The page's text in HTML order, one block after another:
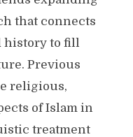
that connects
history to fill
Previous
religious,
of Islam in
treatment